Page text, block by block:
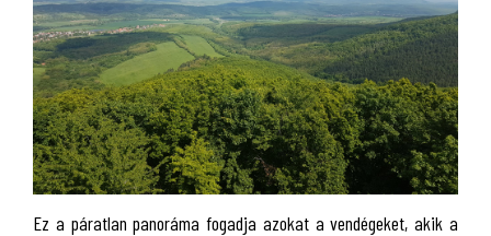
Ez a páratlan panoráma fogadja azokat a vendégeket, akik a